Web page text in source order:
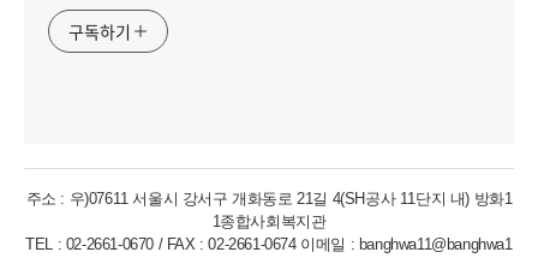
구독하기
주소 : 우)07611 서울시 강서구 개화동로 21길 4(SH공사 11단지 내) 방화1
1종합사회복지관
TEL : 02-2661-0670 / FAX : 02-2661-0674 이메일 : banghwa11@banghwa1